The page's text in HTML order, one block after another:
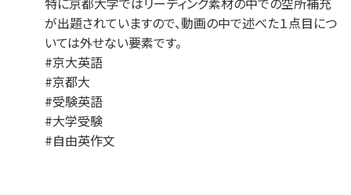
が出題されていますので、動画の中で述べた１点目につ
いては外せない要素です。
#京大英語
#京都大
#受験英語
#大学受験
#自由英作文